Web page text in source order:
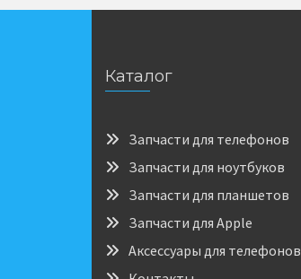
Каталог
Запчасти для телефонов
Запчасти для ноутбуков
Запчасти для планшетов
Запчасти для Apple
Аксессуары для телефонов